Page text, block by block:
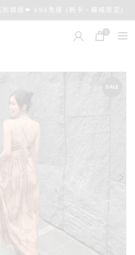
別錯過❤ 999免運 (刷卡、轉帳限定)
0
SALE